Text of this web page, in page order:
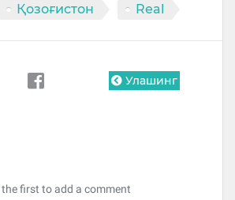
Қозоғистон Real
Улашинг